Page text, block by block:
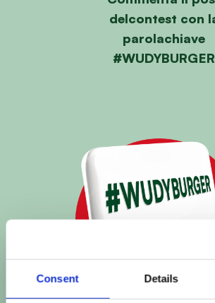
Consent Details
delcontest con
parolachiave
#WUDYBURGER